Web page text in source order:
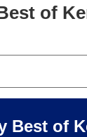
of
Best of